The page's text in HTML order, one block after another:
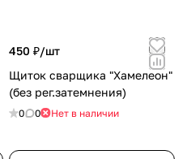
450 ₽/шт
Щиток сварщика "Хамелеон"
(без рег.затемнения)
0 0 Нет в наличии